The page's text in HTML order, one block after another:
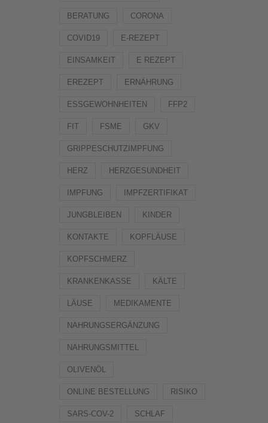
BERATUNG CORONA
COVID19 E-REZEPT
EINSAMKEIT E REZEPT
EREZEPT ERNÄHRUNG
ESSGEWOHNHEITEN FFP2
FIT FSME GKV
GRIPPESCHUTZIMPFUNG
HERZ HERZGESUNDHEIT
IMPFUNG IMPFZERTIFIKAT
JUNGBLEIBEN KINDER
KONTAKTE KOPFLÄUSE
KOPFSCHMERZ
KRANKENKASSE KÄLTE
LÄUSE MEDIKAMENTE
NAHRUNGSERGÄNZUNG
NAHRUNGSMITTEL
OLIVENÖL
ONLINE BESTELLUNG RISIKO
SARS-COV-2 SCHLAF